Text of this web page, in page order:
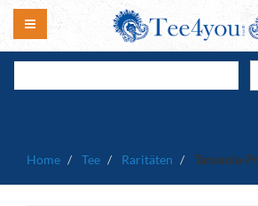
Home Tee Raritäten Tansania-